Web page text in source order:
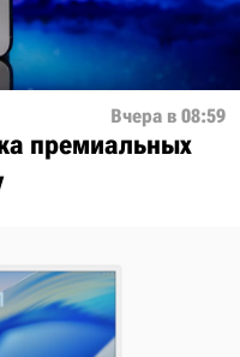
Вчера в 08:59
премиальных